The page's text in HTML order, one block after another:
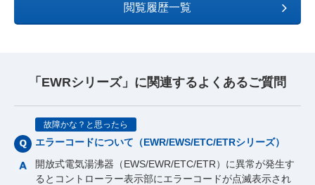
閲覧履歴一覧
「EWRシリーズ」に関連するよくあるご質問
故障かな？と思ったら
エラーコードについて（EWR/EWS/ETC/ETRシリーズ）
開放式電気湯沸器（EWS/EWR/ETC/ETR）に異常が発生す
るとコントローラー表示部にエラーコードが点滅表示され